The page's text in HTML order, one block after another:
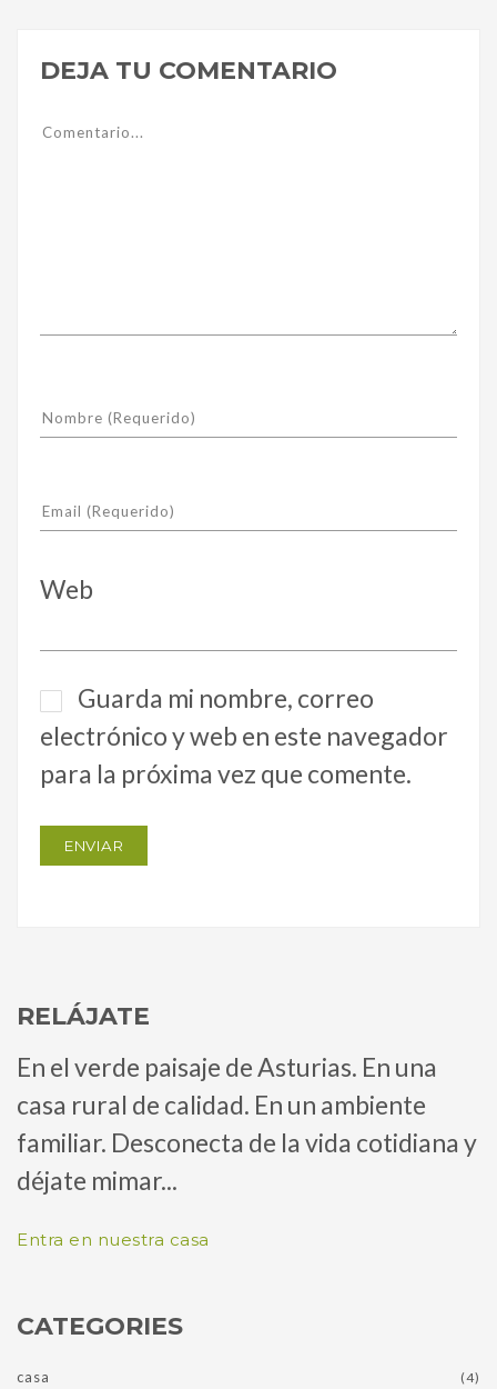
DEJA TU COMENTARIO
Web
Guarda mi nombre, correo
electrónico y web en este navegador
para la próxima vez que comente.
RELÁJATE
En el verde paisaje de Asturias. En una
casa rural de calidad. En un ambiente
familiar. Desconecta de la vida cotidiana y
déjate mimar...
Entra en nuestra casa
CATEGORIES
casa (4)